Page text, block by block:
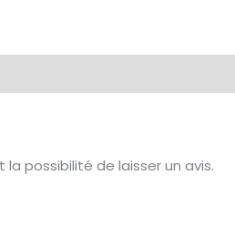
possibilité de laisser un avis.